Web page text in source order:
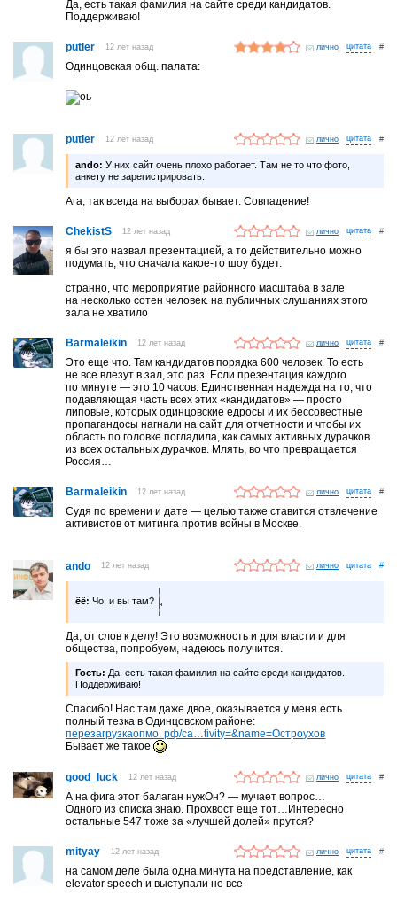
Да, есть такая фамилия на сайте среди кандидатов.
Поддерживаю!
putler 12 лет назад лично #
Одинцовская общ. палата:
putler 12 лет назад лично #
ando: У них сайт очень плохо работает. Там не то что фото,
анкету не зарегистрировать.
Ага, так всегда на выборах бывает. Совпадение!
ChekistS 12 лет назад лично #
я бы это назвал презентацией, а то действительно можно
подумать, что сначала какое-то шоу будет.
странно, что мероприятие районного масштаба в зале
на несколько сотен человек. на публичных слушаниях этого
зала не хватило
Barmaleikin 12 лет назад лично #
Это еще что. Там кандидатов порядка 600 человек. То есть
не все влезут в зал, это раз. Если презентация каждого
по минуте — это 10 часов. Единственная надежда на то, что
подавляющая часть всех этих «кандидатов» — просто
липовые, которых одинцовские едросы и их бессовестные
пропагандосы нагнали на сайт для отчетности и чтобы их
область по головке погладила, как самых активных дурачков
из всех остальных дурачков. Млять, во что превращается
Россия…
Barmaleikin 12 лет назад лично #
Судя по времени и дате — целью также ставится отвлечение
активистов от митинга против войны в Москве.
ando 12 лет назад лично #
ёё: Чо, и вы там?
Да, от слов к делу! Это возможность и для власти и для
общества, попробуем, надеюсь получится.
Гость: Да, есть такая фамилия на сайте среди кандидатов.
Поддерживаю!
Спасибо! Нас там даже двое, оказывается у меня есть
полный тезка в Одинцовском районе:
перезагрузкаопмо. рф/ca…tivity=&name=Остроухов
Бывает же такое
good_luck 12 лет назад лично #
А на фига этот балаган нужОн? — мучает вопрос…
Одного из списка знаю. Прохвост еще тот…Интересно
остальные 547 тоже за «лучшей долей» прутся?
mityay 12 лет назад лично #
на самом деле была одна минута на представление, как
elevator speech и выступали не все